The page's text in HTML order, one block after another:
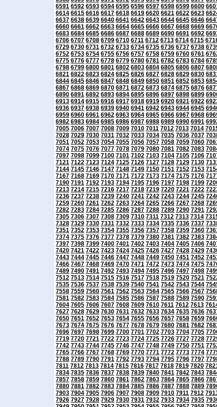
6591 6592 6593 6594 6595 6596 6597 6598 6599 6600
6614 6615 6616 6617 6618 6619 6620 6621 6622 6623
6637 6638 6639 6640 6641 6642 6643 6644 6645 6646
6660 6661 6662 6663 6664 6665 6666 6667 6668 6669
6683 6684 6685 6686 6687 6688 6689 6690 6691 6692
6706 6707 6708 6709 6710 6711 6712 6713 6714 6715
6729 6730 6731 6732 6733 6734 6735 6736 6737 6738
6752 6753 6754 6755 6756 6757 6758 6759 6760 6761
6775 6776 6777 6778 6779 6780 6781 6782 6783 6784
6798 6799 6800 6801 6802 6803 6804 6805 6806 6807
6821 6822 6823 6824 6825 6826 6827 6828 6829 6830
6844 6845 6846 6847 6848 6849 6850 6851 6852 6853
6867 6868 6869 6870 6871 6872 6873 6874 6875 6876
6890 6891 6892 6893 6894 6895 6896 6897 6898 6899
6913 6914 6915 6916 6917 6918 6919 6920 6921 6922
6936 6937 6938 6939 6940 6941 6942 6943 6944 6945
6959 6960 6961 6962 6963 6964 6965 6966 6967 6968
6982 6983 6984 6985 6986 6987 6988 6989 6990 6991
7005 7006 7007 7008 7009 7010 7011 7012 7013 7014
7028 7029 7030 7031 7032 7033 7034 7035 7036 7037
7051 7052 7053 7054 7055 7056 7057 7058 7059 7060
7074 7075 7076 7077 7078 7079 7080 7081 7082 7083
7097 7098 7099 7100 7101 7102 7103 7104 7105 7106
7121 7122 7123 7124 7125 7126 7127 7128 7129 7130
7144 7145 7146 7147 7148 7149 7150 7151 7152 7153
7167 7168 7169 7170 7171 7172 7173 7174 7175 7176
7190 7191 7192 7193 7194 7195 7196 7197 7198 7199
7213 7214 7215 7216 7217 7218 7219 7220 7221 7222
7236 7237 7238 7239 7240 7241 7242 7243 7244 7245
7259 7260 7261 7262 7263 7264 7265 7266 7267 7268
7282 7283 7284 7285 7286 7287 7288 7289 7290 7291
7305 7306 7307 7308 7309 7310 7311 7312 7313 7314
7328 7329 7330 7331 7332 7333 7334 7335 7336 7337
7351 7352 7353 7354 7355 7356 7357 7358 7359 7360
7374 7375 7376 7377 7378 7379 7380 7381 7382 7383
7397 7398 7399 7400 7401 7402 7403 7404 7405 7406
7420 7421 7422 7423 7424 7425 7426 7427 7428 7429
7443 7444 7445 7446 7447 7448 7449 7450 7451 7452
7466 7467 7468 7469 7470 7471 7472 7473 7474 7475
7489 7490 7491 7492 7493 7494 7495 7496 7497 7498
7512 7513 7514 7515 7516 7517 7518 7519 7520 7521
7535 7536 7537 7538 7539 7540 7541 7542 7543 7544
7558 7559 7560 7561 7562 7563 7564 7565 7566 7567
7581 7582 7583 7584 7585 7586 7587 7588 7589 7590
7604 7605 7606 7607 7608 7609 7610 7611 7612 7613
7627 7628 7629 7630 7631 7632 7633 7634 7635 7636
7650 7651 7652 7653 7654 7655 7656 7657 7658 7659
7673 7674 7675 7676 7677 7678 7679 7680 7681 7682
7696 7697 7698 7699 7700 7701 7702 7703 7704 7705
7719 7720 7721 7722 7723 7724 7725 7726 7727 7728
7742 7743 7744 7745 7746 7747 7748 7749 7750 7751
7765 7766 7767 7768 7769 7770 7771 7772 7773 7774
7788 7789 7790 7791 7792 7793 7794 7795 7796 7797
7811 7812 7813 7814 7815 7816 7817 7818 7819 7820
7834 7835 7836 7837 7838 7839 7840 7841 7842 7843
7857 7858 7859 7860 7861 7862 7863 7864 7865 7866
7880 7881 7882 7883 7884 7885 7886 7887 7888 7889
7903 7904 7905 7906 7907 7908 7909 7910 7911 7912
7926 7927 7928 7929 7930 7931 7932 7933 7934 7935